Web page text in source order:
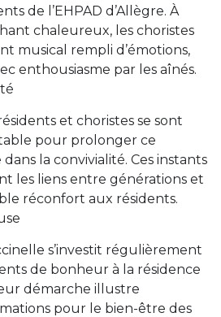
de l’EHPAD d’Allègre. À
chaleureux, les choristes
musical rempli d’émotions,
enthousiasme par les aînés.
et choristes se sont
pour prolonger ce
la convivialité. Ces instants
les liens entre générations et
réconfort aux résidents.
s’investit régulièrement
de bonheur à la résidence
démarche illustre
pour le bien-être des